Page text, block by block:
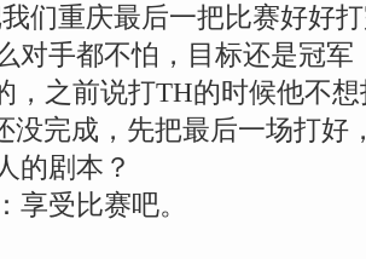
们重庆最后一把比赛好好
对手都不怕，目标还是冠军
，之前说打TH的时候他不
没完成，先把最后一场打
的剧本？
享受比赛吧。